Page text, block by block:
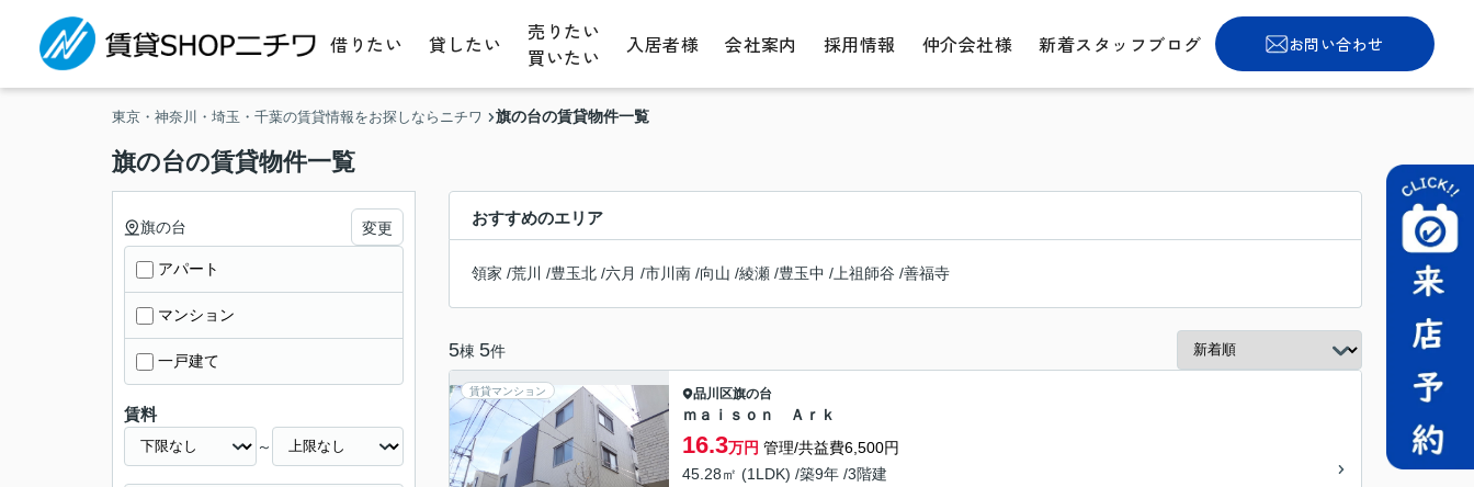
借りたい 貸したい
売りたい
買いたい
入居者様 会社案内 採用情報 仲介会社様 新着スタッフブログ お問い合わせ
東京・神奈川・埼玉・千葉の賃貸情報をお探しならニチワ 旗の台の賃貸物件一覧
旗の台の賃貸物件一覧
おすすめのエリア
領家 /荒川 /豊玉北 /六月 /市川南 /向山 /綾瀬 /豊玉中 / 上祖師谷 /善福寺
5棟 5件
賃貸マンション 品川区旗の台
ｍａｉｓｏｎ Ａｒｋ
16.3万円 管理/共益費6,500円
45.28㎡ (1LDK) /築9年 /3階建
旗の台 変更
アパート
マンション
一戸建て
賃料
～